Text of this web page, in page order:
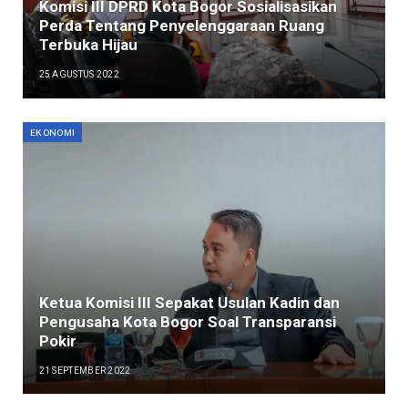
Komisi III DPRD Kota Bogor Sosialisasikan
Perda Tentang Penyelenggaraan Ruang
Terbuka Hijau
25 AGUSTUS 2022
EKONOMI
Ketua Komisi III Sepakat Usulan Kadin dan
Pengusaha Kota Bogor Soal Transparansi
Pokir
21 SEPTEMBER 2022